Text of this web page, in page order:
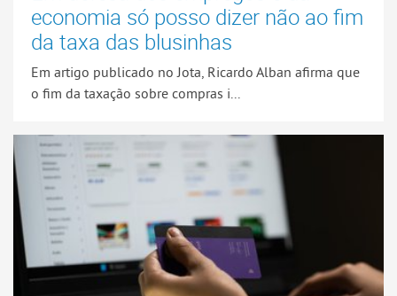
economia só posso dizer não ao fim
da taxa das blusinhas
Em artigo publicado no Jota, Ricardo Alban afirma que
o fim da taxação sobre compras i...